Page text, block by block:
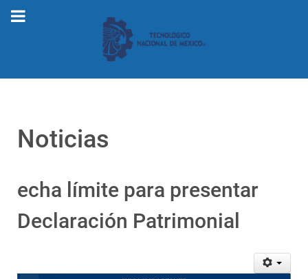
Noticias
echa límite para presentar
Declaración Patrimonial